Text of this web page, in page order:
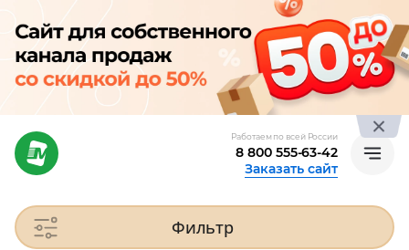
Работаем по всей России
8 800 555-63-42
Заказать сайт
Фильтр